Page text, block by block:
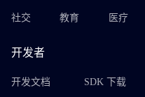
社交 教育 医疗
开发者
开发文档 SDK 下载